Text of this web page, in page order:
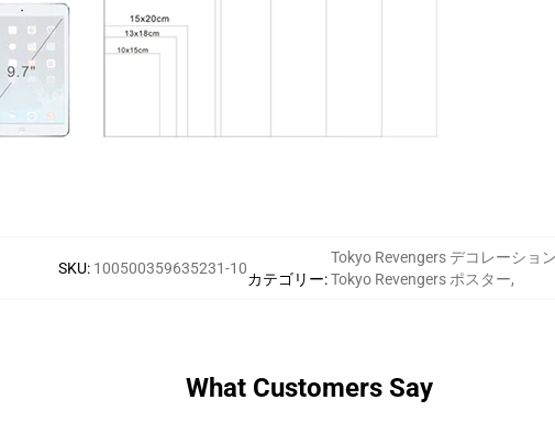
SKU: 100500359635231-10
カテゴリー:
Tokyo Revengers デコレーショ
Tokyo Revengers ポスター,
What Customers Say